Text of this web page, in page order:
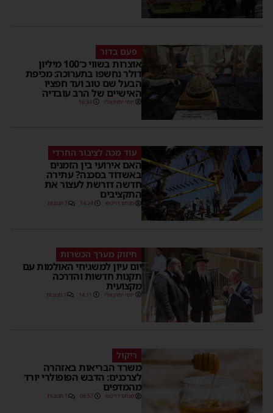
פעם בדור
אוצרות בשווי כ־100 מיליון
דולר נחשפו בתערוכה: מכיפת
הבעל שם טוב ועד חפציו
האישיים של הרב עובדיה
יוסי יחזקאלי 16:34
עוד מכה לציבור החרדי
האם אירועי בין הזמנים
באשדוד בסכנה? עתירה
חדשה דורשת לעצור את
התקציבים
מנחם דויטש 14:24 1 תגובות
חיזוק מערך הכשרות
יום עיון למשגיחי האולמות עם
תקנות חדשות והדרכה
מקצועית
יוסי יחזקאלי 14:11 1 תגובות
ריקול
משרד הבריאות באזהרה
לצרכנים: הדבש הפופולרי יורד
מהמדפים
מנחם דויטש 06:57 1 תגובות